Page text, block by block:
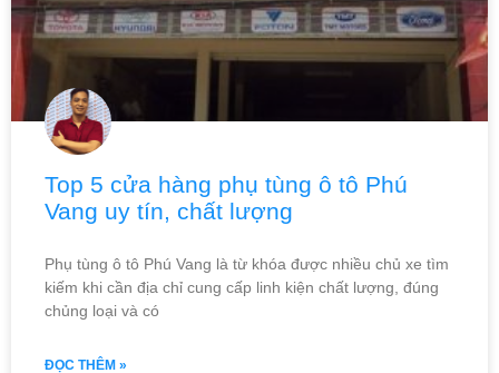
Top 5 cửa hàng phụ tùng ô tô Phú
Vang uy tín, chất lượng
Phụ tùng ô tô Phú Vang là từ khóa được nhiều chủ xe tìm
kiếm khi cần địa chỉ cung cấp linh kiện chất lượng, đúng
chủng loại và có
ĐỌC THÊM »